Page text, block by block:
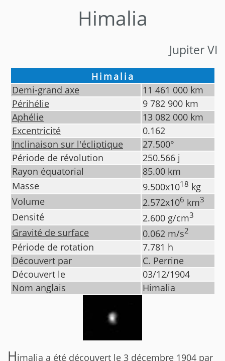
Himalia
Jupiter VI
Himalia
Demi-grand axe
11 461 000 km
Périhélie
9 782 900 km
Aphélie
13 082 000 km
Excentricité
0.162
Inclinaison sur l'écliptique
27.500°
Période de révolution
250.566 j
Rayon équatorial
85.00 km
Masse
9.500x1018 kg
Volume
2.572x106 km3
Densité 2.600 g/cm3
Gravité de surface 0.062 m/s2
Période de rotation 7.781 h
Découvert par
C. Perrine
Découvert le
03/12/1904
Nom anglais
Himalia
Himalia a été découvert le 3 décembre 1904 par